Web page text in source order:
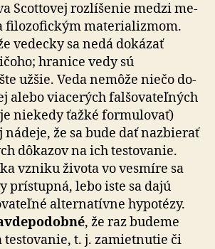
Scottovej rozlíšenie medzi me­
filozofickým materializmom.
ve­dec­ky sa nedá dokázať
hranice vedy sú
užšie. Veda nemôže niečo do­
alebo viacerých falšovateľných
niekedy ťažké formulovať)
nádeje, že sa bude dať nazbierať
dôkazov na ich tes­to­va­nie.
vzniku života vo vesmíre sa
prístupná, lebo iste sa dajú
alternatívne hypotézy.
, že raz budeme
testovanie, t. j. zamietnutie či